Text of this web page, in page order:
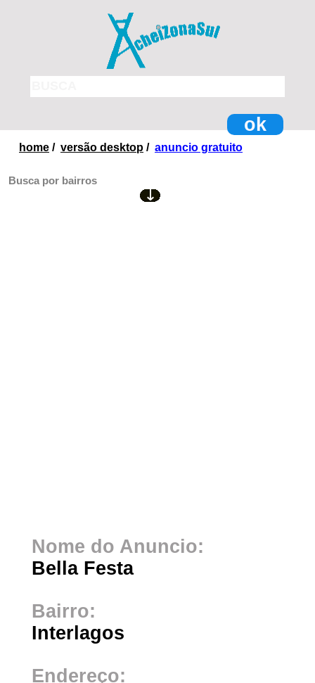
ok
home / versão desktop / anuncio gratuito
Busca por bairros
Nome do Anuncio:
Bella Festa
Bairro:
Interlagos
Endereço: